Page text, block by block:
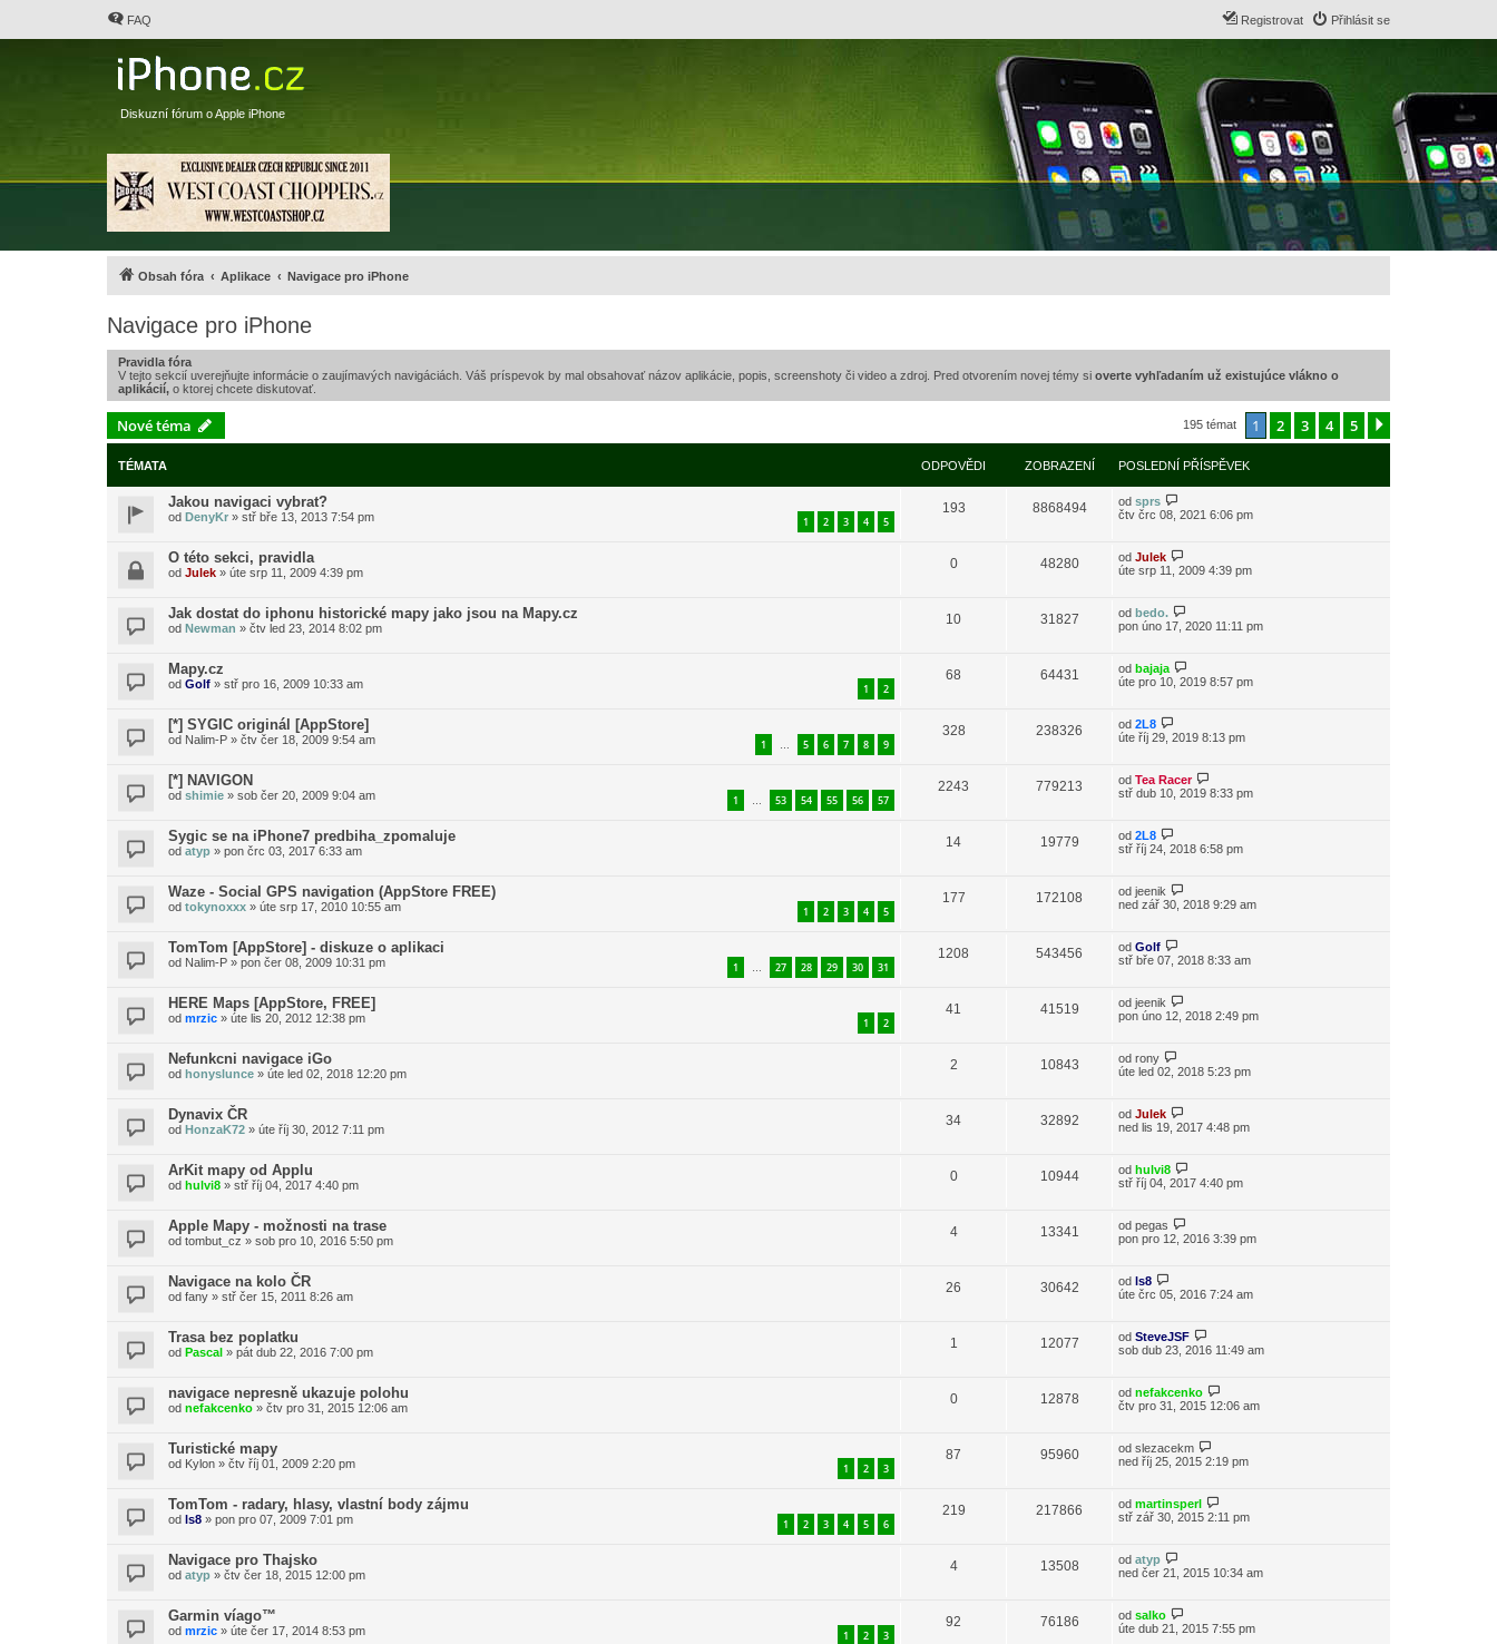
FAQ Přihlásit se
Registrovat
Diskuzní fórum o Apple iPhone
Obsah fóra Aplikace Navigace pro iPhone
Navigace pro iPhone
Pravidla fóra
V tejto sekcií uverejňujte informácie o zaujímavých navigáciách. Váš príspevok by mal obsahovať názov aplikácie, popis, screenshoty či video a zdroj. Pred otvorením novej témy si overte vyhľadaním už existujúce vlákno o
aplikácií, o ktorej chcete diskutovať.
Nové téma 195 témat 1 2 3 4 5
TÉMATA ODPOVĚDI ZOBRAZENÍ POSLEDNÍ PŘÍSPĚVEK
Jakou navigaci vybrat?
od DenyKr » stř bře 13, 2013 7:54 pm 1 2 3 4 5
193 8868494 od sprs
čtv črc 08, 2021 6:06 pm
O této sekci, pravidla
od Julek » úte srp 11, 2009 4:39 pm
0 48280 od Julek
úte srp 11, 2009 4:39 pm
Jak dostat do iphonu historické mapy jako jsou na Mapy.cz
od Newman » čtv led 23, 2014 8:02 pm
10 31827 od bedo.
pon úno 17, 2020 11:11 pm
Mapy.cz
od Golf » stř pro 16, 2009 10:33 am 1 2
68 64431 od bajaja
úte pro 10, 2019 8:57 pm
[*] SYGIC originál [AppStore]
od Nalim-P » čtv čer 18, 2009 9:54 am 1 … 5 6 7 8 9
328 238326 od 2L8
úte říj 29, 2019 8:13 pm
[*] NAVIGON
od shimie » sob čer 20, 2009 9:04 am 1 … 53 54 55 56 57
2243 779213 od Tea Racer
stř dub 10, 2019 8:33 pm
Sygic se na iPhone7 predbiha_zpomaluje
od atyp » pon črc 03, 2017 6:33 am
14 19779 od 2L8
stř říj 24, 2018 6:58 pm
Waze - Social GPS navigation (AppStore FREE)
od tokynoxxx » úte srp 17, 2010 10:55 am 1 2 3 4 5
177 172108 od jeenik
ned zář 30, 2018 9:29 am
TomTom [AppStore] - diskuze o aplikaci
od Nalim-P » pon čer 08, 2009 10:31 pm 1 … 27 28 29 30 31
1208 543456 od Golf
stř bře 07, 2018 8:33 am
HERE Maps [AppStore, FREE]
od mrzic » úte lis 20, 2012 12:38 pm 1 2
41 41519 od jeenik
pon úno 12, 2018 2:49 pm
Nefunkcni navigace iGo
od honyslunce » úte led 02, 2018 12:20 pm
2 10843 od rony
úte led 02, 2018 5:23 pm
Dynavix ČR
od HonzaK72 » úte říj 30, 2012 7:11 pm
34 32892 od Julek
ned lis 19, 2017 4:48 pm
ArKit mapy od Applu
od hulvi8 » stř říj 04, 2017 4:40 pm
0 10944 od hulvi8
stř říj 04, 2017 4:40 pm
Apple Mapy - možnosti na trase
od tombut_cz » sob pro 10, 2016 5:50 pm
4 13341 od pegas
pon pro 12, 2016 3:39 pm
Navigace na kolo ČR
od fany » stř čer 15, 2011 8:26 am
26 30642 od ls8
úte črc 05, 2016 7:24 am
Trasa bez poplatku
od Pascal » pát dub 22, 2016 7:00 pm
1 12077 od SteveJSF
sob dub 23, 2016 11:49 am
navigace nepresně ukazuje polohu
od nefakcenko » čtv pro 31, 2015 12:06 am
0 12878 od nefakcenko
čtv pro 31, 2015 12:06 am
Turistické mapy
od Kylon » čtv říj 01, 2009 2:20 pm 1 2 3
87 95960 od slezacekm
ned říj 25, 2015 2:19 pm
TomTom - radary, hlasy, vlastní body zájmu
od ls8 » pon pro 07, 2009 7:01 pm 1 2 3 4 5 6
219 217866 od martinsperl
stř zář 30, 2015 2:11 pm
Navigace pro Thajsko
od atyp » čtv čer 18, 2015 12:00 pm
4 13508 od atyp
ned čer 21, 2015 10:34 am
Garmin víago™
od mrzic » úte čer 17, 2014 8:53 pm 1 2 3
92 76186 od salko
úte dub 21, 2015 7:55 pm